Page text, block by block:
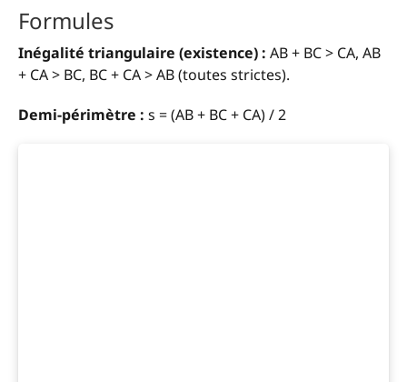
Formules
Inégalité triangulaire (existence) : AB + BC > CA, AB
+ CA > BC, BC + CA > AB (toutes strictes).
Demi-périmètre : s = (AB + BC + CA) / 2